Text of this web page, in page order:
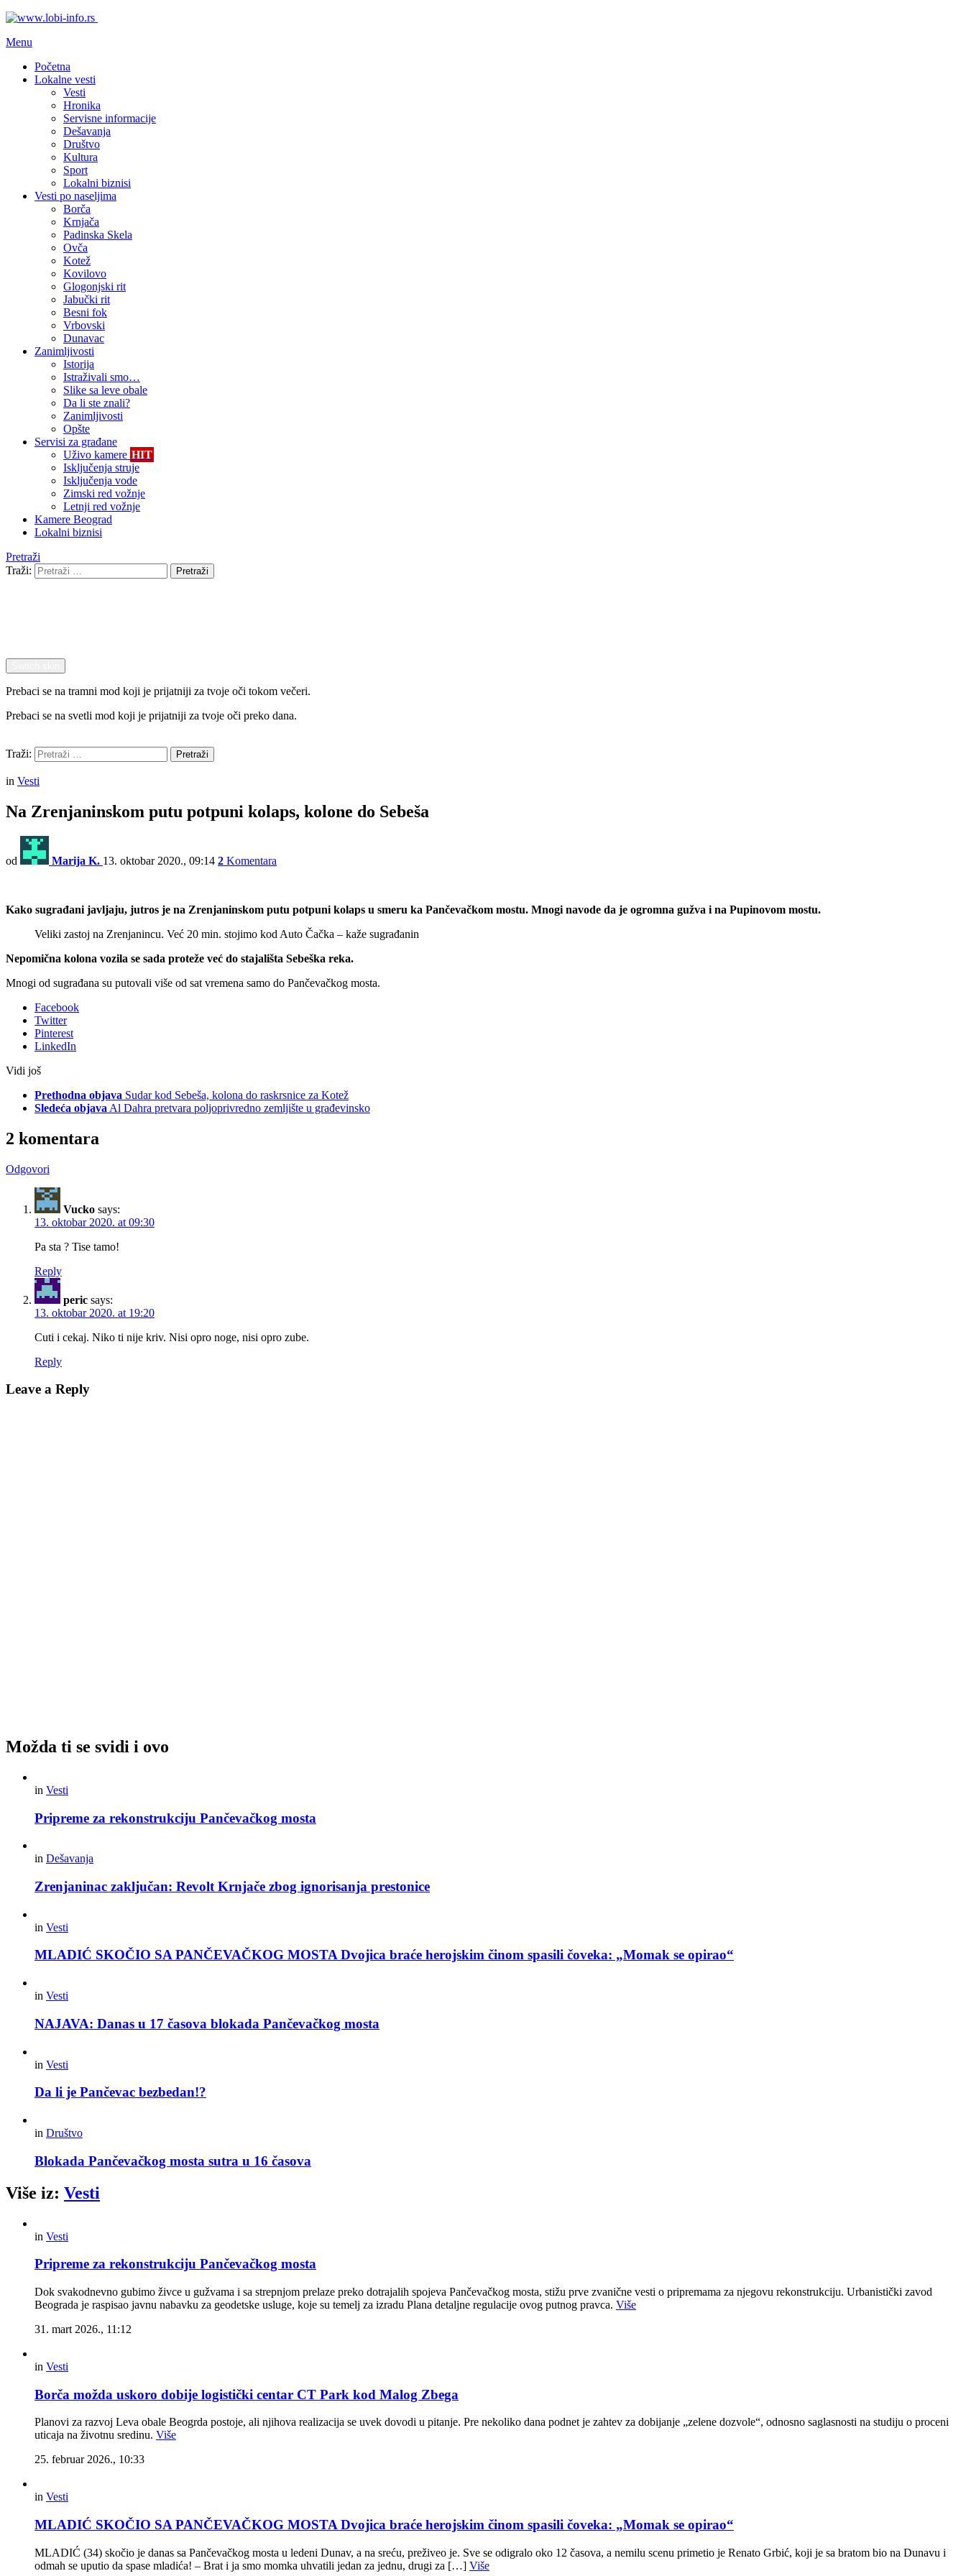
Menu
Početna
Lokalne vesti
Vesti
Hronika
Servisne informacije
Dešavanja
Društvo
Kultura
Sport
Lokalni biznisi
Vesti po naseljima
Borča
Krnjača
Padinska Skela
Ovča
Kotež
Kovilovo
Glogonjski rit
Jabučki rit
Besni fok
Vrbovski
Dunavac
Zanimljivosti
Istorija
Istraživali smo…
Slike sa leve obale
Da li ste znali?
Zanimljivosti
Opšte
Servisi za građane
Uživo kamere HIT
Isključenja struje
Isključenja vode
Zimski red vožnje
Letnji red vožnje
Kamere Beograd
Lokalni biznisi
Pretraži
Traži:
Pretraži
Prebaci se na tramni mod koji je prijatniji za tvoje oči tokom večeri.
Prebaci se na svetli mod koji je prijatniji za tvoje oči preko dana.
Traži:
Pretraži
in Vesti
Na Zrenjaninskom putu potpuni kolaps, kolone do Sebeša
od Marija K. 13. oktobar 2020., 09:14 2 Komentara
Kako sugrađani javljaju, jutros je na Zrenjaninskom putu potpuni kolaps u smeru ka Pančevačkom mostu. Mnogi navode da je ogromna gužva i na Pupinovom mostu.
Veliki zastoj na Zrenjanincu. Već 20 min. stojimo kod Auto Čačka – kaže sugrađanin
Nepomična kolona vozila se sada proteže već do stajališta Sebeška reka.
Mnogi od sugrađana su putovali više od sat vremena samo do Pančevačkog mosta.
Facebook
Twitter
Pinterest
LinkedIn
Vidi još
Prethodna objava Sudar kod Sebeša, kolona do raskrsnice za Kotež
Sledeća objava Al Dahra pretvara poljoprivredno zemljište u građevinsko
2 komentara
Odgovori
Vucko says:
13. oktobar 2020. at 09:30
Pa sta ? Tise tamo!
Reply
peric says:
13. oktobar 2020. at 19:20
Cuti i cekaj. Niko ti nije kriv. Nisi opro noge, nisi opro zube.
Reply
Leave a Reply
Možda ti se svidi i ovo
in Vesti
Pripreme za rekonstrukciju Pančevačkog mosta
in Dešavanja
Zrenjaninac zaključan: Revolt Krnjače zbog ignorisanja prestonice
in Vesti
MLADIĆ SKOČIO SA PANČEVAČKOG MOSTA Dvojica braće herojskim činom spasili čoveka: „Momak se opirao“
in Vesti
NAJAVA: Danas u 17 časova blokada Pančevačkog mosta
in Vesti
Da li je Pančevac bezbedan!?
in Društvo
Blokada Pančevačkog mosta sutra u 16 časova
Više iz: Vesti
in Vesti
Pripreme za rekonstrukciju Pančevačkog mosta
Dok svakodnevno gubimo živce u gužvama i sa strepnjom prelaze preko dotrajalih spojeva Pančevačkog mosta, stižu prve zvanične vesti o pripremama za njegovu rekonstrukciju. Urbanistički zavod
Beograda je raspisao javnu nabavku za geodetske usluge, koje su temelj za izradu Plana detaljne regulacije ovog putnog pravca. Više
31. mart 2026., 11:12
in Vesti
Borča možda uskoro dobije logistički centar CT Park kod Malog Zbega
Planovi za razvoj Leva obale Beogrda postoje, ali njihova realizacija se uvek dovodi u pitanje. Pre nekoliko dana podnet je zahtev za dobijanje „zelene dozvole“, odnosno saglasnosti na studiju o proceni
uticaja na životnu sredinu. Više
25. februar 2026., 10:33
in Vesti
MLADIĆ SKOČIO SA PANČEVAČKOG MOSTA Dvojica braće herojskim činom spasili čoveka: „Momak se opirao“
MLADIĆ (34) skočio je danas sa Pančevačkog mosta u ledeni Dunav, a na sreću, preživeo je. Sve se odigralo oko 12 časova, a nemilu scenu primetio je Renato Grbić, koji je sa bratom bio na Dunavu i
odmah se uputio da spase mladića! – Brat i ja smo momka uhvatili jedan za jednu, drugi za […] Više